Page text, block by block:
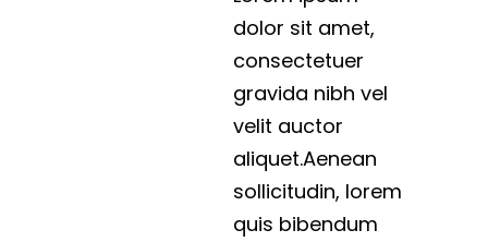
dolor sit amet,
consectetuer
gravida nibh vel
velit auctor
aliquet.Aenean
sollicitudin, lorem
quis bibendum